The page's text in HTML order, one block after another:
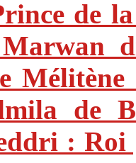
de la
de
: Roi